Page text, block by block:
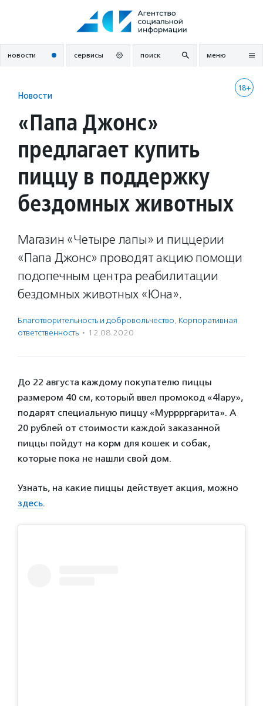
новости сервисы поиск меню
18+
Новости
«Папа Джонс»
предлагает купить
пиццу в поддержку
бездомных животных
Магазин «Четыре лапы» и пиццерии
«Папа Джонс» проводят акцию помощи
подопечным центра реабилитации
бездомных животных «Юна».
Благотвори­тель­ность и доброволь­чест­во, Корпоративная
ответственность · 12.08.2020
До 22 августа каждому покупателю пиццы
размером 40 см, который ввел промокод «4lapy»,
подарят специальную пиццу «Мурррргарита». А
20 рублей от стоимости каждой заказанной
пиццы пойдут на корм для кошек и собак,
которые пока не нашли свой дом.
Узнать, на какие пиццы действует акция, можно
здесь.